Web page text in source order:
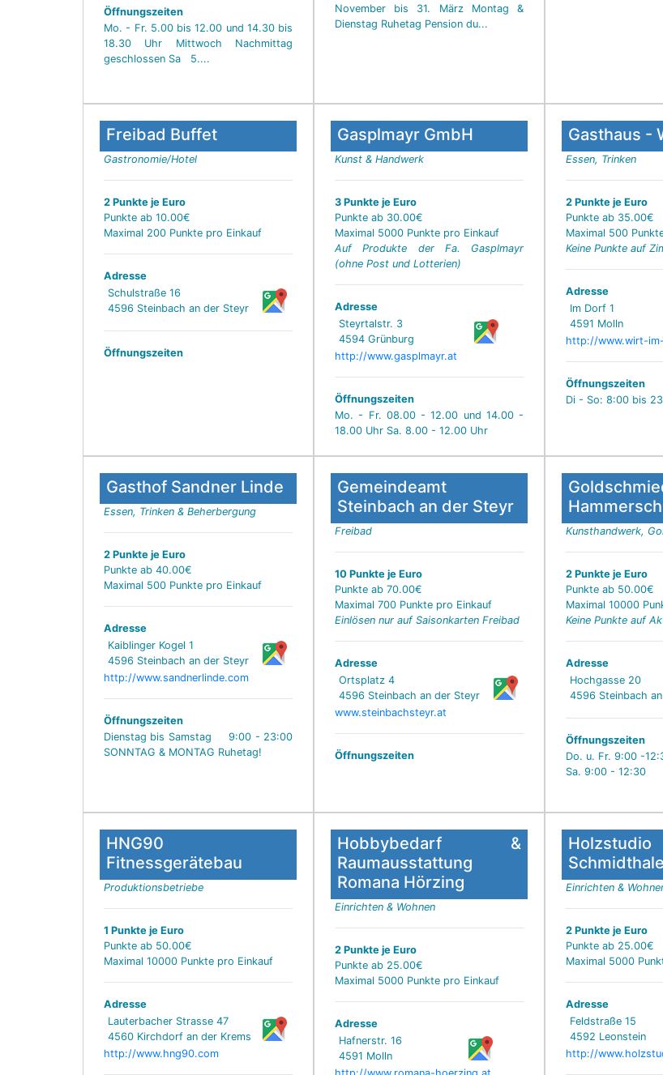
Öffnungszeiten
Mo. - Fr. 5.00 bis 12.00 und 14.30 bis
18.30 Uhr Mittwoch Nachmittag
geschlossen Sa 5....
November bis 31. März Montag &
Dienstag Ruhetag Pension du...
Freibad Buffet
Gastronomie/Hotel
2 Punkte je Euro
Punkte ab 10.00€
Maximal 200 Punkte pro Einkauf
Adresse
Schulstraße 16
4596 Steinbach an der Steyr
Öffnungszeiten
Gasplmayr GmbH
Kunst & Handwerk
3 Punkte je Euro
Punkte ab 30.00€
Maximal 5000 Punkte pro Einkauf
Auf Produkte der Fa. Gasplmayr
(ohne Post und Lotterien)
Adresse
Steyrtalstr. 3
4594 Grünburg
http://www.gasplmayr.at
Öffnungszeiten
Mo. - Fr. 08.00 - 12.00 und 14.00 -
18.00 Uhr Sa. 8.00 - 12.00 Uhr
Gasthaus -
Essen, Trinken
2 Punkte je Euro
Punkte ab 35.00€
Maximal 500
Keine Punkte auf
Adresse
Im Dorf 1
4591 Molln
http://www.wirt-
Öffnungszeiten
Di - So: 8:00 bis
Gasthof Sandner Linde
Essen, Trinken & Beherbergung
2 Punkte je Euro
Punkte ab 40.00€
Maximal 500 Punkte pro Einkauf
Adresse
Kaiblinger Kogel 1
4596 Steinbach an der Steyr
http://www.sandnerlinde.com
Öffnungszeiten
Dienstag bis Samstag 9:00 - 23:00
SONNTAG & MONTAG Ruhetag!
Gemeindeamt
Steinbach an der Steyr
Freibad
10 Punkte je Euro
Punkte ab 70.00€
Maximal 700 Punkte pro Einkauf
Einlösen nur auf Saisonkarten Freibad
Adresse
Ortsplatz 4
4596 Steinbach an der Steyr
www.steinbachsteyr.at
Öffnungszeiten
Kunsthandwerk,
2 Punkte je Euro
Punkte ab 50.00€
Maximal 10000
Keine Punkte auf
Adresse
Hochgasse 20
4596 Steinbach
Öffnungszeiten
Do. u. Fr. 9:00 -
Sa. 9:00 - 12:30
HNG90
Fitnessgerätebau
Produktionsbetriebe
1 Punkte je Euro
Punkte ab 50.00€
Maximal 10000 Punkte pro Einkauf
Adresse
Lauterbacher Strasse 47
4560 Kirchdorf an der Krems
http://www.hng90.com
Hobbybedarf &
Raumausstattung
Romana Hörzing
Einrichten & Wohnen
2 Punkte je Euro
Punkte ab 25.00€
Maximal 5000 Punkte pro Einkauf
Adresse
Hafnerstr. 16
4591 Molln
Holzstudio
Einrichten &
2 Punkte je Euro
Punkte ab 25.00€
Maximal 5000
Adresse
Feldstraße 15
4592 Leonstein
http://